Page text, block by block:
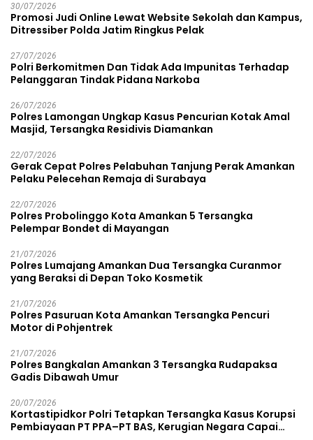
30/07/2026
Promosi Judi Online Lewat Website Sekolah dan Kampus,
Ditressiber Polda Jatim Ringkus Pelak
27/07/2026
Polri Berkomitmen Dan Tidak Ada Impunitas Terhadap
Pelanggaran Tindak Pidana Narkoba
26/07/2026
Polres Lamongan Ungkap Kasus Pencurian Kotak Amal
Masjid, Tersangka Residivis Diamankan
22/07/2026
Gerak Cepat Polres Pelabuhan Tanjung Perak Amankan
Pelaku Pelecehan Remaja di Surabaya
22/07/2026
Polres Probolinggo Kota Amankan 5 Tersangka
Pelempar Bondet di Mayangan
21/07/2026
Polres Lumajang Amankan Dua Tersangka Curanmor
yang Beraksi di Depan Toko Kosmetik
21/07/2026
Polres Pasuruan Kota Amankan Tersangka Pencuri
Motor di Pohjentrek
21/07/2026
Polres Bangkalan Amankan 3 Tersangka Rudapaksa
Gadis Dibawah Umur
20/07/2026
Kortastipidkor Polri Tetapkan Tersangka Kasus Korupsi
Pembiayaan PT PPA–PT BAS, Kerugian Negara Capai